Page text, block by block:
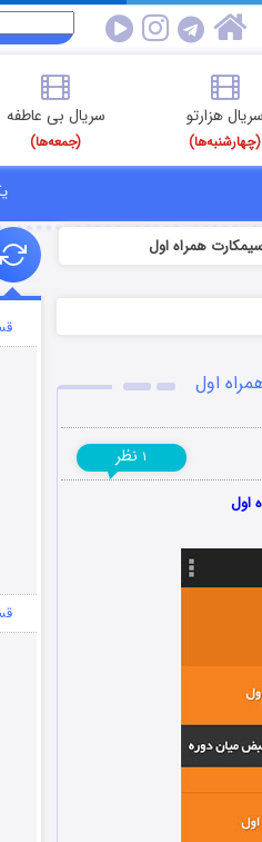
سریال هزارتو
(چهارشنبه‌ها)
سریال بی عاطفه
(جمعه‌ها)
۱ نظر